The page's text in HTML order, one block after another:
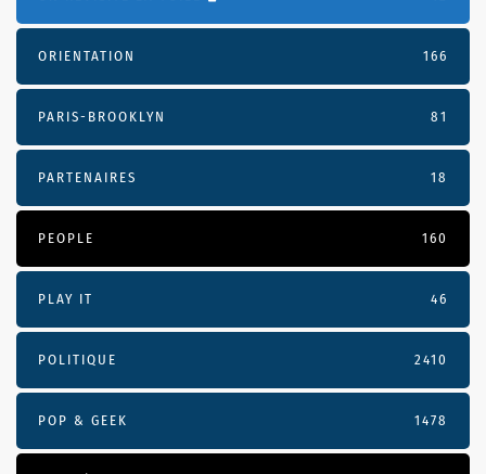
ORIENTATION 166
PARIS-BROOKLYN 81
PARTENAIRES 18
PEOPLE 160
PLAY IT 46
POLITIQUE 2410
POP & GEEK 1478